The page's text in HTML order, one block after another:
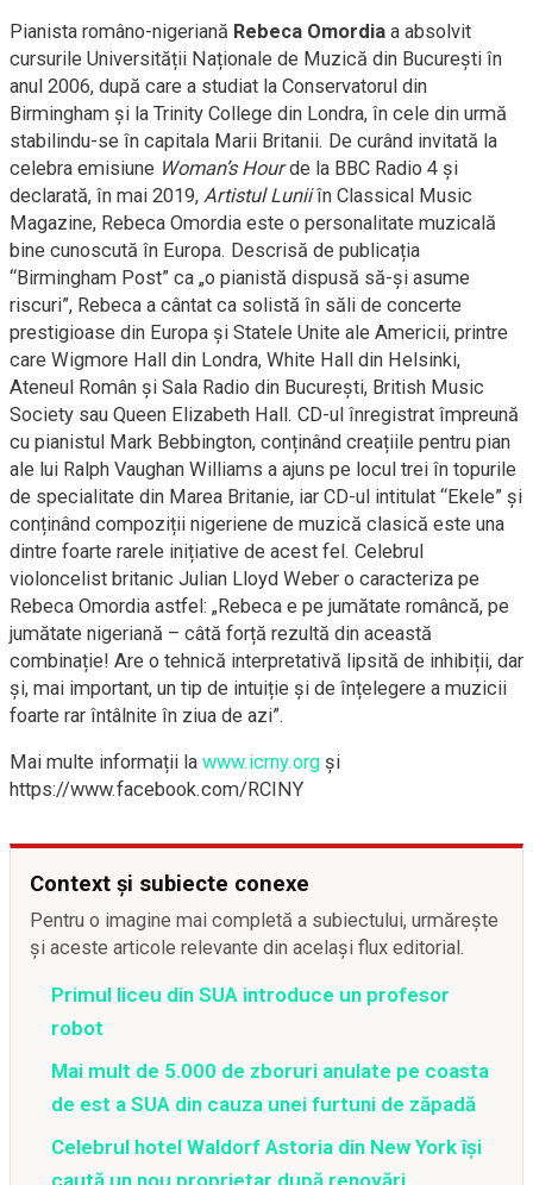
Pianista româno-nigeriană Rebeca Omordia a absolvit
cursurile Universității Naționale de Muzică din București în
anul 2006, după care a studiat la Conservatorul din
Birmingham și la Trinity College din Londra, în cele din urmă
stabilindu-se în capitala Marii Britanii. De curând invitată la
celebra emisiune Woman’s Hourde la BBC Radio 4 și
declarată, în mai 2019, Artistul Luniiîn Classical Music
Magazine, Rebeca Omordia este o personalitate muzicală
bine cunoscută în Europa. Descrisă de publicația
“Birmingham Post” ca „o pianistă dispusă să-și asume
riscuri”, Rebeca a cântat ca solistă în săli de concerte
prestigioase din Europa și Statele Unite ale Americii, printre
care Wigmore Hall din Londra, White Hall din Helsinki,
Ateneul Român și Sala Radio din București, British Music
Society sau Queen Elizabeth Hall. CD-ul înregistrat împreună
cu pianistul Mark Bebbington, conținând creațiile pentru pian
ale lui Ralph Vaughan Williams a ajuns pe locul trei în topurile
de specialitate din Marea Britanie, iar CD-ul intitulat “Ekele” și
conținând compoziții nigeriene de muzică clasică este una
dintre foarte rarele inițiative de acest fel. Celebrul
violoncelist britanic Julian Lloyd Weber o caracteriza pe
Rebeca Omordia astfel: „Rebeca e pe jumătate româncă, pe
jumătate nigeriană – câtă forță rezultă din această
combinație! Are o tehnică interpretativă lipsită de inhibiții, dar
și, mai important, un tip de intuiție și de înțelegere a muzicii
foarte rar întâlnite în ziua de azi”.
Mai multe informații la www.icrny.org și
https://www.facebook.com/RCINY
Context și subiecte conexe
Pentru o imagine mai completă a subiectului, urmărește
și aceste articole relevante din același flux editorial.
Primul liceu din SUA introduce un profesor
robot
Mai mult de 5.000 de zboruri anulate pe coasta
de est a SUA din cauza unei furtuni de zăpadă
Celebrul hotel Waldorf Astoria din New York își